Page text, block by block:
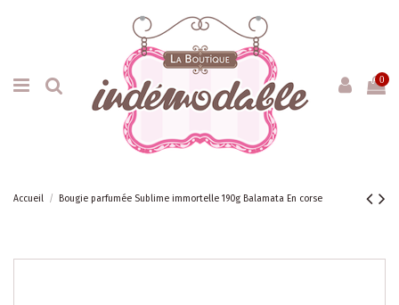
0
Accueil Bougie parfumée Sublime immortelle 190g Balamata En corse